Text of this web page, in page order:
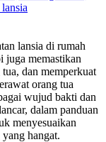
lansia di rumah
juga memastikan
dan memperkuat
orang tua
wujud bakti dan
dalam panduan
menyesuaikan
hangat.